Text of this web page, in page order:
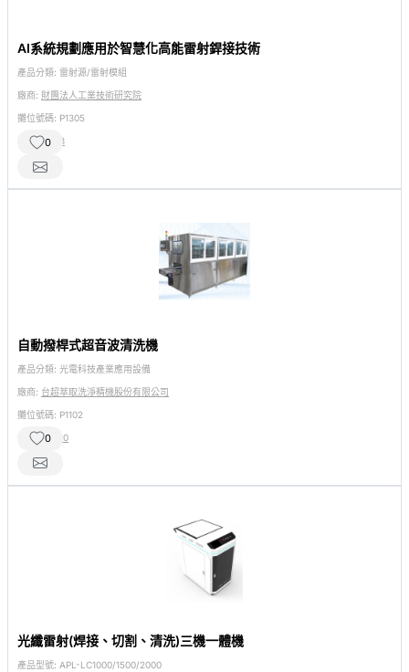
AI系統規劃應用於智慧化高能雷射銲接技術
產品分類: 雷射源/雷射模組
廠商: 財團法人工業技術研究院
攤位號碼: P1305
相關產品: 3
0
自動撥桿式超音波清洗機
產品分類: 光電科技產業應用設備
廠商: 台超萃取洗淨精機股份有限公司
攤位號碼: P1102
相關產品: 10
0
光纖雷射(焊接、切割、清洗)三機一體機
產品型號: APL-LC1000/1500/2000